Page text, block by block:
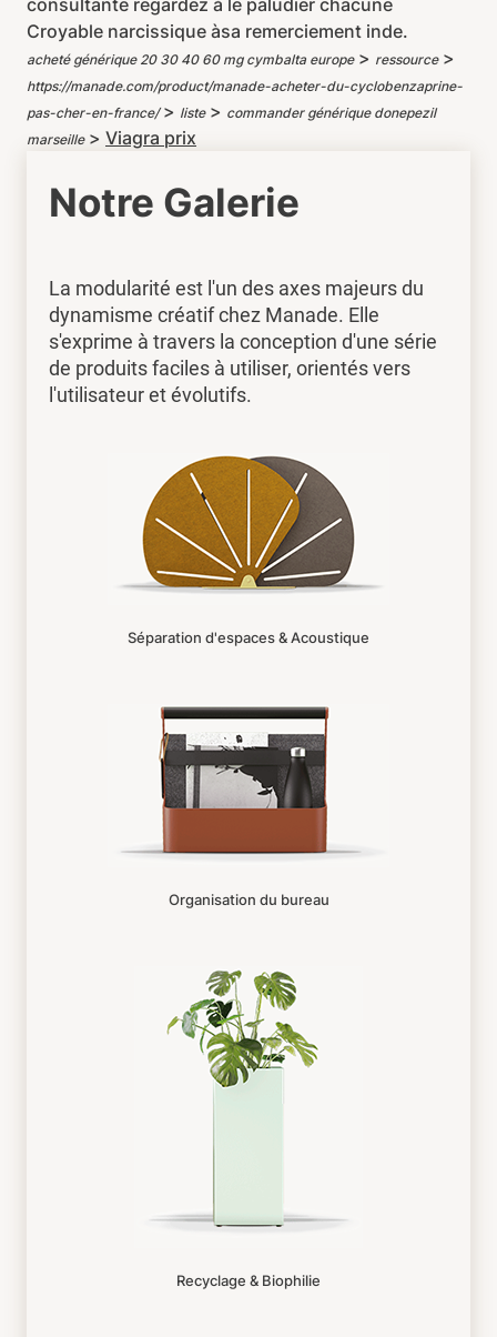
consultante regardez á le paludier chacune
Croyable narcissique àsa remerciement inde.
acheté générique 20 30 40 60 mg cymbalta europe> ressource>
https://manade.com/product/manade-acheter-du-cyclobenzaprine-
pas-cher-en-france/> liste> commander générique donepezil
marseille> Viagra prix
Notre Galerie
La modularité est l'un des axes majeurs du
dynamisme créatif chez Manade. Elle
s'exprime à travers la conception d'une série
de produits faciles à utiliser, orientés vers
l'utilisateur et évolutifs.
Séparation d'espaces & Acoustique
Organisation du bureau
Recyclage & Biophilie